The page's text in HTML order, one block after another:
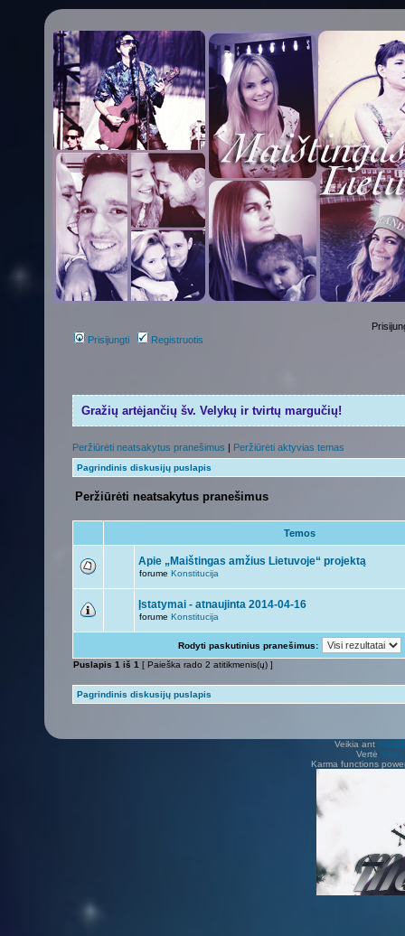
Prisijungti Registruotis
Gražių artėjančių šv. Velykų ir tvirtų margučių!
Peržiūrėti neatsakytus pranešimus | Peržiūrėti aktyvias temas
Pagrindinis diskusijų puslapis
Peržiūrėti neatsakytus pranešimus
Temos
Apie „Maištingas amžius Lietuvoje“ projektą
forume Konstitucija
Įstatymai - atnaujinta 2014-04-16
forume Konstitucija
Rodyti paskutinius pranešimus:
Puslapis 1 iš 1 [ Paieška rado 2 atitikmenis(ų) ]
Pagrindinis diskusijų puslapis
Veikia ant
Vertė Vilius
Karma functions